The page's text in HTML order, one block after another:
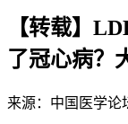
【转载】
了冠心病？
来源：中国医学论